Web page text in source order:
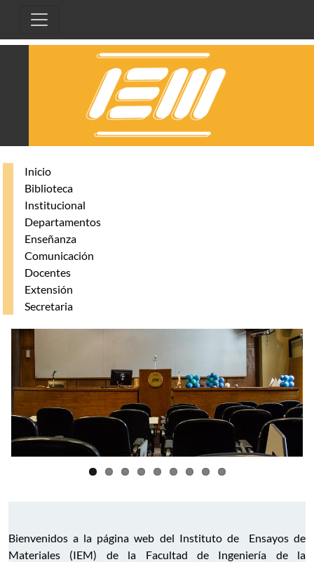
Inicio
Biblioteca
Institucional
Departamentos
Enseñanza
Comunicación
Docentes
Extensión
Secretaria
Bienvenidos a la página web del Instituto de Ensayos de
Materiales (IEM) de la Facultad de Ingeniería de la